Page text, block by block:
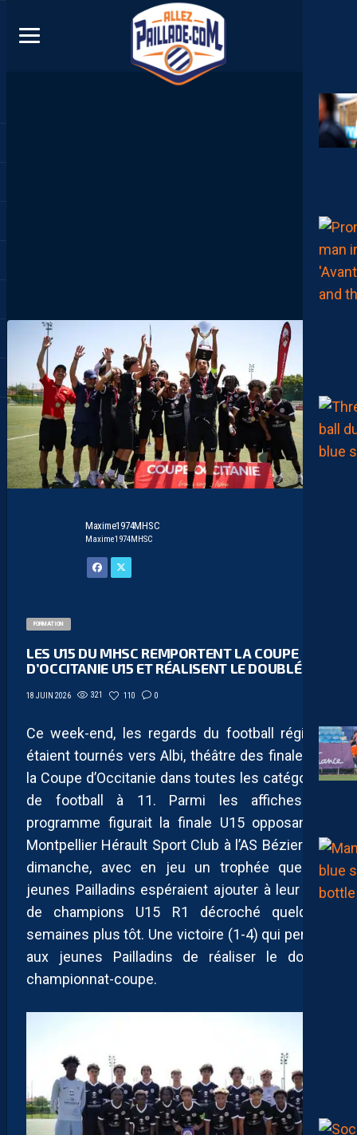
Maxime1974MHSC
Maxime1974MHSC
FORMATION
LES U15 DU MHSC REMPORTENT LA COUPE
D’OCCITANIE U15 ET RÉALISENT LE DOUBLÉ
18 JUIN 2026 321 110 0
Ce week-end, les regards du football régional
étaient tournés vers Albi, théâtre des finales de
la Coupe d’Occitanie dans toutes les catégories
de football à 11. Parmi les affiches au
programme figurait la finale U15 opposant le
Montpellier Hérault Sport Club à l’AS Béziers ce
dimanche, avec en jeu un trophée que les
jeunes Pailladins espéraient ajouter à leur titre
de champions U15 R1 décroché quelques
semaines plus tôt. Une victoire (1-4) qui permet
aux jeunes Pailladins de réaliser le doublé
championnat-coupe.